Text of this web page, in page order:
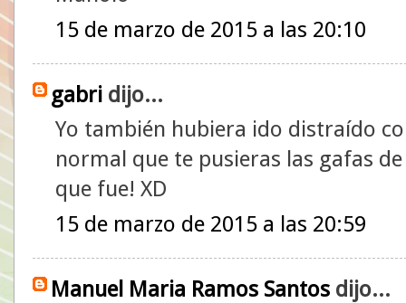
15 de marzo de 2015 a las 20:10
gabri dijo...
Yo también hubiera ido distraído
normal que te pusieras las gafas
que fue! XD
15 de marzo de 2015 a las 20:59
Manuel Maria Ramos Santos dijo...